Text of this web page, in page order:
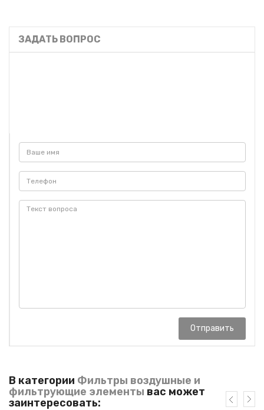
ЗАДАТЬ ВОПРОС
Отправить
В категории Фильтры воздушные и
фильтрующие элементы вас может
заинтересовать: